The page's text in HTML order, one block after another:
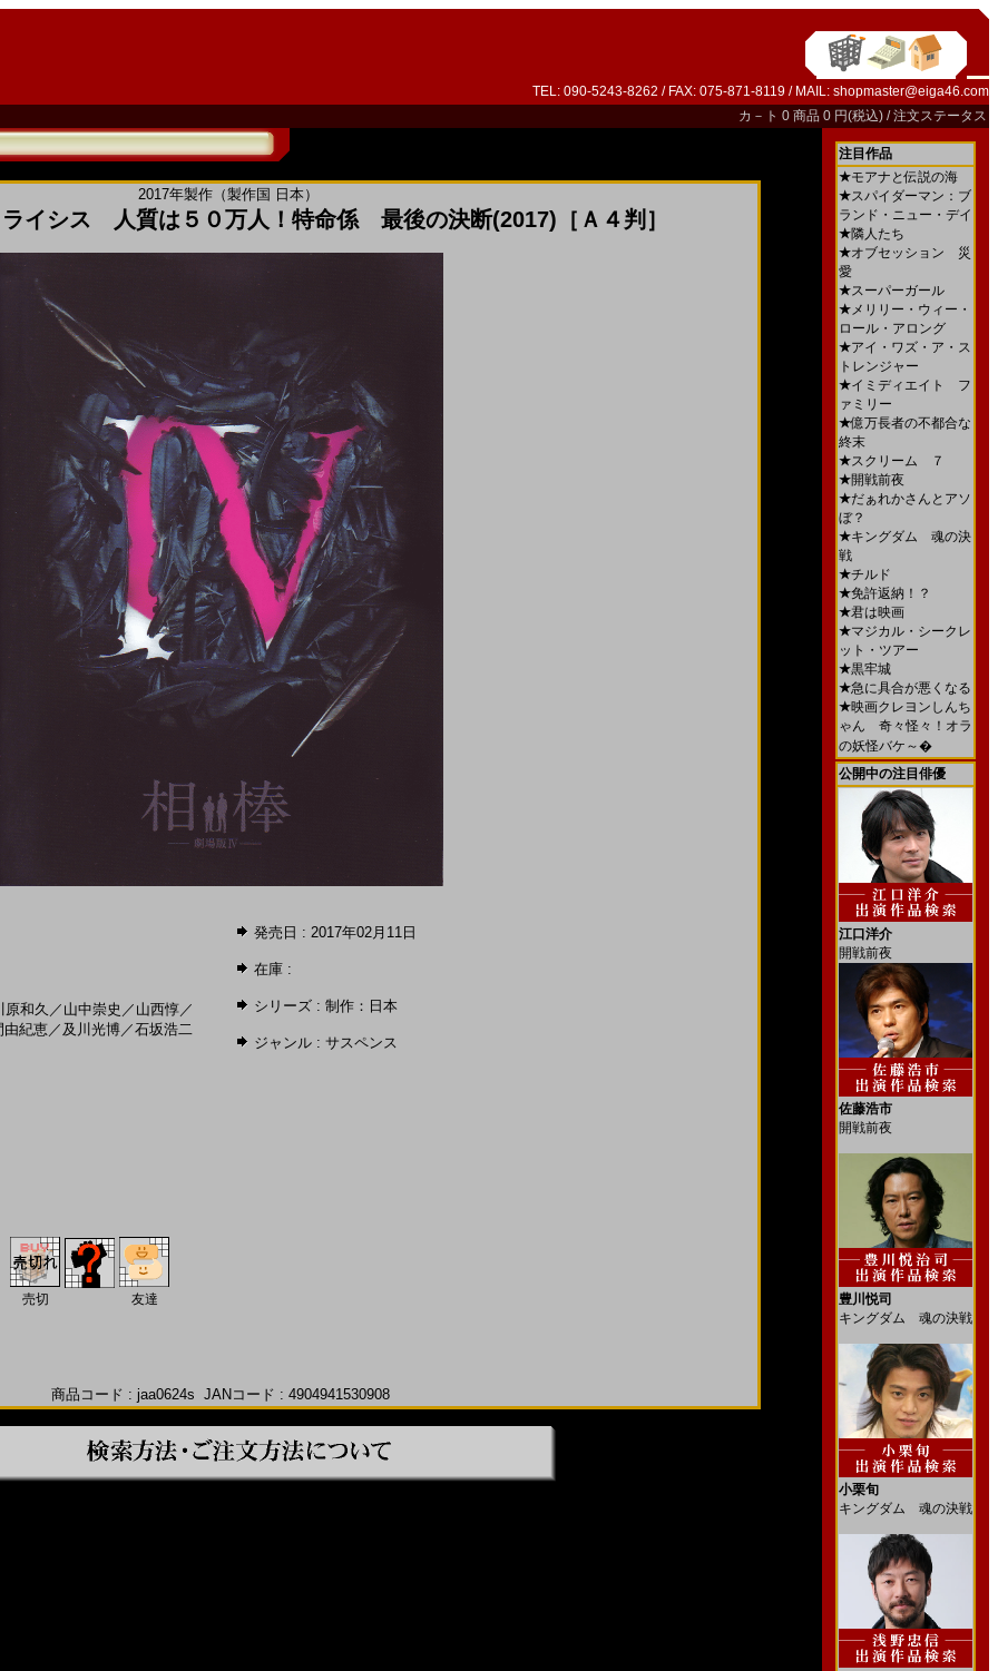
TEL: 090-5243-8262 / FAX: 075-871-8119 / MAIL: shopmaster@eiga46.com
カ－ト 0 商品 0 円(税込) /注文ステータス
2017年製作（製作国 日本）
イシス 人質は５０万人！特命係 最後の決断(2017)［Ａ４判］
原和久 ／ 山中崇史 ／ 山西惇／
由紀恵／ 及川光博／石坂浩二
発売日 : 2017年02月11日
在庫 :
シリーズ : 制作：日本
ジャンル : サスペンス
売切 友達
商品コード : jaa0624s JANコード : 4904941530908
注目作品
★モアナと伝説の海
★スパイダーマン：ブ
ランド・ニュー・デイ
★隣人たち
★オブセッション 災
愛
★スーパーガール
★メリリー・ウィー・
ロール・アロング
★アイ・ワズ・ア・ス
トレンジャー
★イミディエイト フ
ァミリー
★億万長者の不都合な
終末
★スクリーム ７
★開戦前夜
★だぁれかさんとアソ
ぼ？
★キングダム 魂の決
戦
★チルド
★免許返納！？
★君は映画
★マジカル・シークレ
ット・ツアー
★黒牢城
★急に具合が悪くなる
★映画クレヨンしんち
ゃん 奇々怪々！オラ
の妖怪バケ～�
公開中の注目俳優
江口洋介
開戦前夜
佐藤浩市
開戦前夜
豊川悦司
キングダム 魂の決戦
小栗旬
キングダム 魂の決戦